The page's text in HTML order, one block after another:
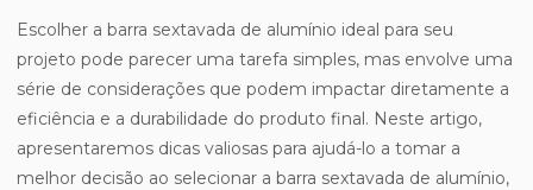
Escolher a barra sextavada de alumínio ideal para seu
projeto pode parecer uma tarefa simples, mas envolve uma
série de considerações que podem impactar diretamente a
eficiência e a durabilidade do produto final. Neste artigo,
apresentaremos dicas valiosas para ajudá-lo a tomar a
melhor decisão ao selecionar a barra sextavada de alumínio,